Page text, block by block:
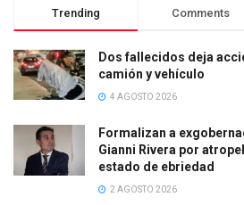
Trending Comments
Dos fallecidos deja
camión y vehículo
4 AGOSTO 2026
Formalizan a
Gianni Rivera por
estado de ebriedad
2 AGOSTO 2026